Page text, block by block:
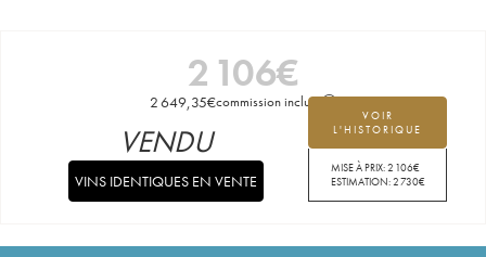
2 106€
2 649,35€commission incluse
VOIR
L'HISTORIQUE
MISE À PRIX:2 106€
ESTIMATION:2 730€
VENDU
VINS IDENTIQUES EN VENTE